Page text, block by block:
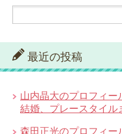
最近の投稿
山内晶大のプロフィー
結婚、プレースタイル
森田正光のプロフィー